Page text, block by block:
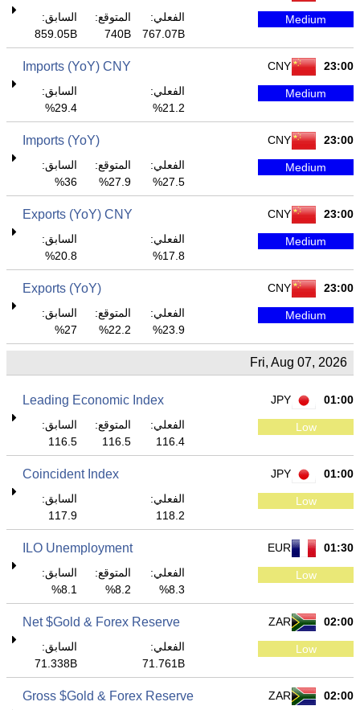
Medium
الفعلي:
767.07B
المتوقع:
740B
السابق:
859.05B
23:00
CNY
Imports (YoY) CNY
Medium
الفعلي:
21.2%
السابق:
29.4%
23:00
CNY
Imports (YoY)
Medium
الفعلي:
27.5%
المتوقع:
27.9%
السابق:
36%
23:00
CNY
Exports (YoY) CNY
Medium
الفعلي:
17.8%
السابق:
20.8%
23:00
CNY
Exports (YoY)
Medium
الفعلي:
23.9%
المتوقع:
22.2%
السابق:
27%
Fri, Aug 07, 2026
01:00
JPY
Leading Economic Index
Low
الفعلي:
116.4
المتوقع:
116.5
السابق:
116.5
01:00
JPY
Coincident Index
Low
الفعلي:
118.2
السابق:
117.9
01:30
EUR
ILO Unemployment
Low
الفعلي:
8.3%
المتوقع:
8.2%
السابق:
8.1%
02:00
ZAR
Net $Gold & Forex Reserve
Low
الفعلي:
71.761B
السابق:
71.338B
02:00
ZAR
Gross $Gold & Forex Reserve